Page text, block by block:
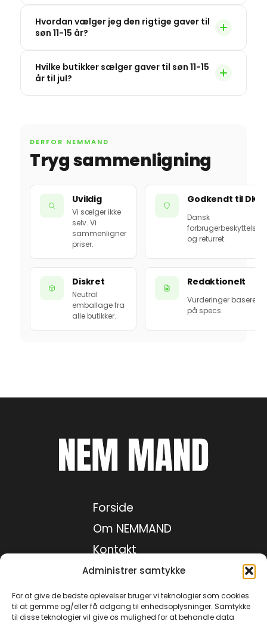
Administrer samtykke
For at give de bedste oplevelser bruger vi teknologier som cookies
til at gemme og/eller få adgang til enhedsoplysninger. Samtykke
til disse teknologier vil give os mulighed for at behandle data
Hvordan vælger jeg den rigtige gaver til
søn 11-15 år?
Hvilke butikker sælger gaver til søn 11-15
år til jul?
DERFOR NEMMAND
Tryg sammenligning
Uvildig
Vi sælger ikke
selv. Vi
sammenligner
priser.
Godkendt til DK
Dansk
forbrugerbeskyttelse
og returret.
Diskret
Neutral
emballage fra
alle butikker.
Redaktionelt
Vurderinger baseret
på specs.
Forside
Om NEMMAND
Kontakt
Medie kit
Privatlivspolitik